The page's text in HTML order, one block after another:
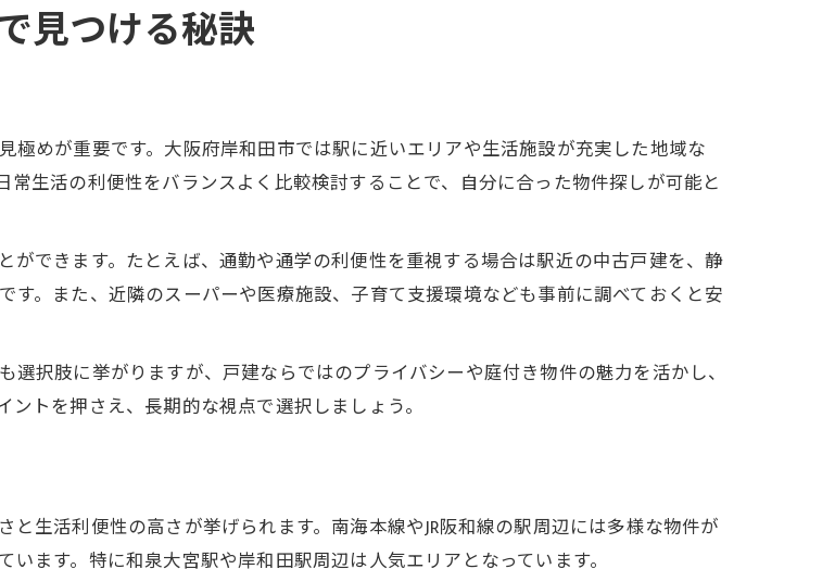
見つける秘訣
めが重要です。大阪府岸和田市では駅に近いエリアや生活施設が充実した地域な
生活の利便性をバランスよく比較検討することで、自分に合った物件探しが可能と
できます。たとえば、通勤や通学の利便性を重視する場合は駅近の中古戸建を、静
。また、近隣のスーパーや医療施設、子育て支援環境なども事前に調べておくと安
択肢に挙がりますが、戸建ならではのプライバシーや庭付き物件の魅力を活かし、
トを押さえ、長期的な視点で選択しましょう。
生活利便性の高さが挙げられます。南海本線やJR阪和線の駅周辺には多様な物件が
ます。特に和泉大宮駅や岸和田駅周辺は人気エリアとなっています。